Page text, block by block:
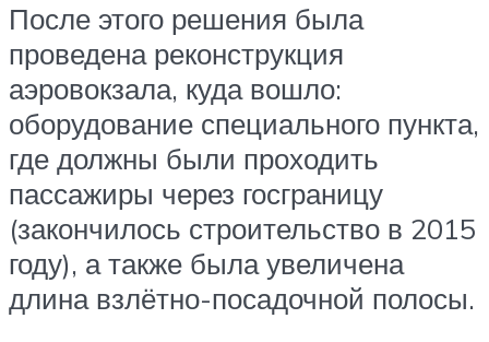
После этого решения была
проведена реконструкция
аэровокзала, куда вошло:
оборудование специального пункта,
где должны были проходить
пассажиры через госграницу
(закончилось строительство в 2015
году), а также была увеличена
длина взлётно-посадочной полосы.